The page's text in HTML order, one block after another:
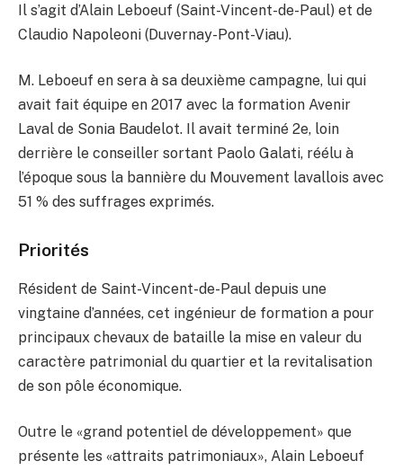
Il s’agit d’Alain Leboeuf (Saint-Vincent-de-Paul) et de
Claudio Napoleoni (Duvernay-Pont-Viau).
M. Leboeuf en sera à sa deuxième campagne, lui qui
avait fait équipe en 2017 avec la formation Avenir
Laval de Sonia Baudelot. Il avait terminé 2e, loin
derrière le conseiller sortant Paolo Galati, réélu à
l’époque sous la bannière du Mouvement lavallois avec
51 % des suffrages exprimés.
Priorités
Résident de Saint-Vincent-de-Paul depuis une
vingtaine d’années, cet ingénieur de formation a pour
principaux chevaux de bataille la mise en valeur du
caractère patrimonial du quartier et la revitalisation
de son pôle économique.
Outre le «grand potentiel de développement» que
présente les «attraits patrimoniaux», Alain Leboeuf